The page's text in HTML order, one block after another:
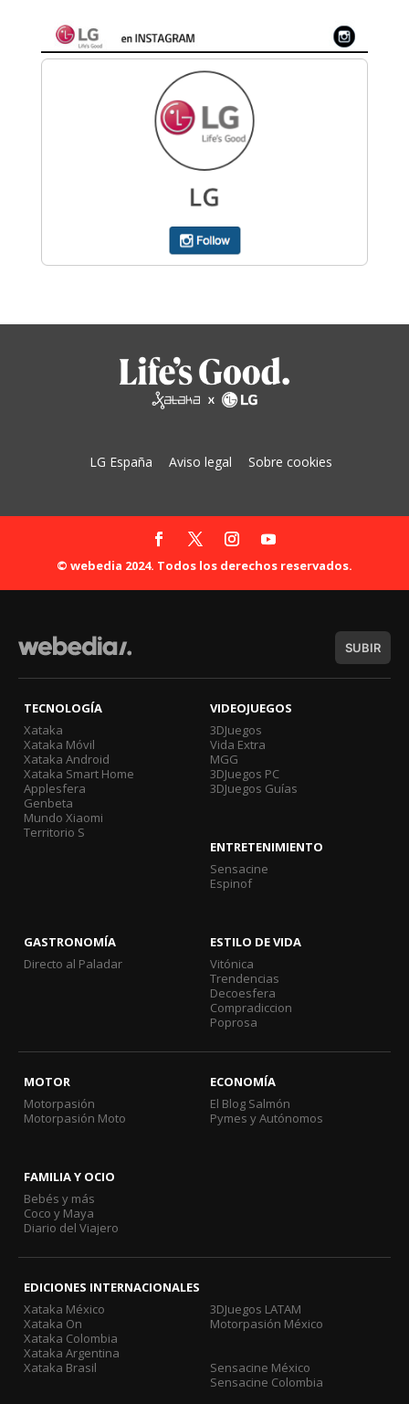
LG España Aviso legal Sobre cookies
© webedia 2024. Todos los derechos reservados.
SUBIR
TECNOLOGÍA
Xataka
Xataka Móvil
Xataka Android
Xataka Smart Home
Applesfera
Genbeta
Mundo Xiaomi
Territorio S
VIDEOJUEGOS
3DJuegos
Vida Extra
MGG
3DJuegos PC
3DJuegos Guías
ENTRETENIMIENTO
Sensacine
Espinof
GASTRONOMÍA
Directo al Paladar
ESTILO DE VIDA
Vitónica
Trendencias
Decoesfera
Compradiccion
Poprosa
MOTOR
Motorpasión
Motorpasión Moto
ECONOMÍA
El Blog Salmón
Pymes y Autónomos
FAMILIA Y OCIO
Bebés y más
Coco y Maya
Diario del Viajero
EDICIONES INTERNACIONALES
Xataka México
Xataka On
Xataka Colombia
Xataka Argentina
Xataka Brasil
3DJuegos LATAM
Motorpasión México
Sensacine México
Sensacine Colombia